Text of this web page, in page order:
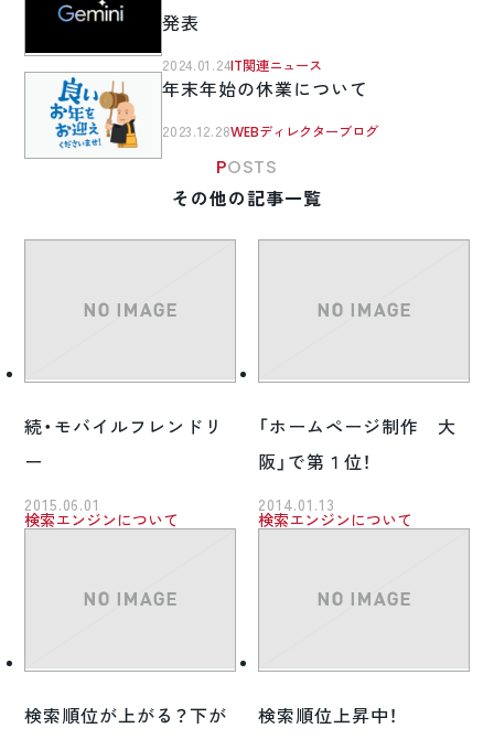
発表
2024.01.24IT関連ニュース
年末年始の休業について
2023.12.28WEBディレクターブログ
POSTS
その他の記事一覧
続・モバイルフレンドリ
ー
2015.06.01
検索エンジンについて
「ホームページ制作 大
阪」で第１位！
2014.01.13
検索エンジンについて
検索順位が上がる？下が
検索順位上昇中！